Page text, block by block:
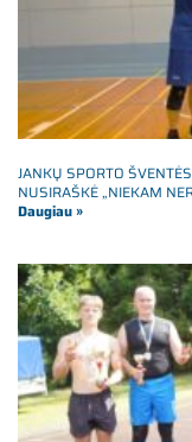
JANKŲ SPORTO
NUSIRAŠKĖ „NIEKAM
Daugiau »